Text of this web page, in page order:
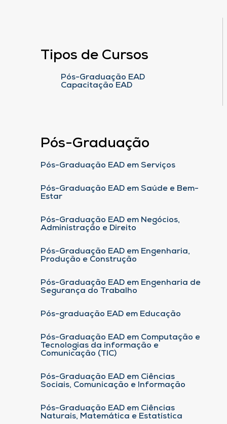
Tipos de Cursos
Pós-Graduação EAD
Capacitação EAD
Pós-Graduação
Pós-Graduação EAD em Serviços
Pós-Graduação EAD em Saúde e Bem-
Estar
Pós-Graduação EAD em Negócios,
Administração e Direito
Pós-Graduação EAD em Engenharia,
Produção e Construção
Pós-Graduação EAD em Engenharia de
Segurança do Trabalho
Pós-graduação EAD em Educação
Pós-Graduação EAD em Computação e
Tecnologias da informação e
Comunicação (TIC)
Pós-Graduação EAD em Ciências
Sociais, Comunicação e Informação
Pós-Graduação EAD em Ciências
Naturais, Matemática e Estatística